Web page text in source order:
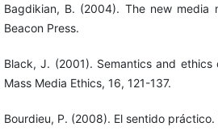
Bagdikian, B. (2004). The new media
Beacon Press.
Black, J. (2001). Semantics and
Mass Media Ethics, 16, 121-137.
Bourdieu, P. (2008). El sentido